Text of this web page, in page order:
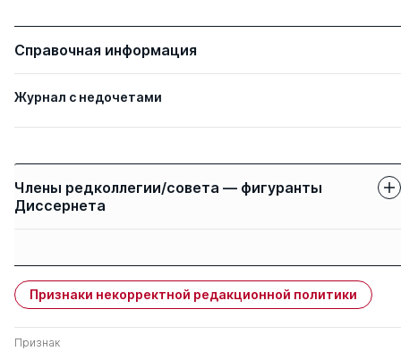
Справочная информация
Журнал с недочетами
Члены редколлегии/совета — фигуранты
Диссернета
Мешалкин Валерий
Павлович
д. тех.н. 0 6
Признаки некорректной редакционной политики
Признак